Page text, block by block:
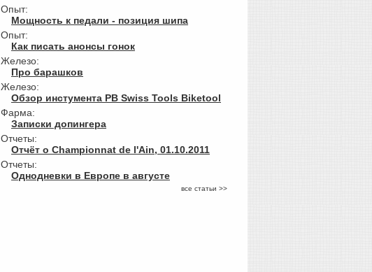
Опыт:
Мощность к педали - позиция шипа
Опыт:
Как писать анонсы гонок
Железо:
Про барашков
Железо:
Обзор инстумента PB Swiss Tools Biketool
Фарма:
Записки допингера
Отчеты:
Отчёт о Championnat de l'Ain, 01.10.2011
Отчеты:
Однодневки в Европе в августе
все статьи >>